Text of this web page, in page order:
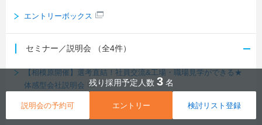
残り採用予定人数 3 名
説明会の予約可 エントリー 検討リスト登録
エントリーボックス
セミナー／説明会 （全4件）
【相模原開催】選考直結！社員交流&工場・職場見学ができる★
体感型会社説明会
【WEB開催】選考直結！社員交流&工場・職場見学ができる★体